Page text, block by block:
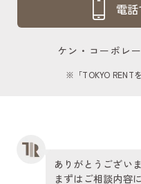
電
ケン・コーポレ
※「TOKYO RENT
ありがとうございま
まずはご相談内容